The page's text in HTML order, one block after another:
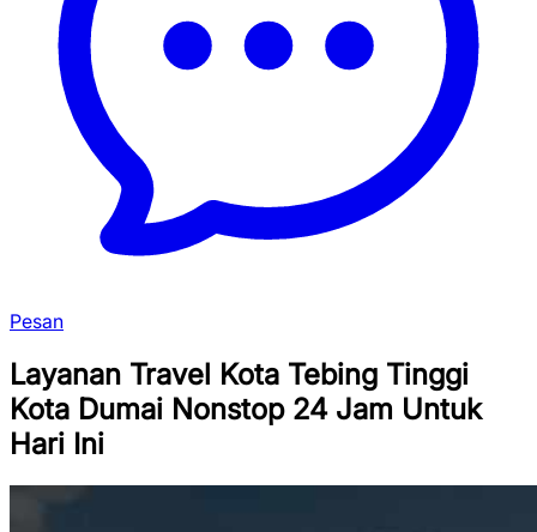
Pesan
Layanan Travel Kota Tebing Tinggi
Kota Dumai Nonstop 24 Jam Untuk
Hari Ini